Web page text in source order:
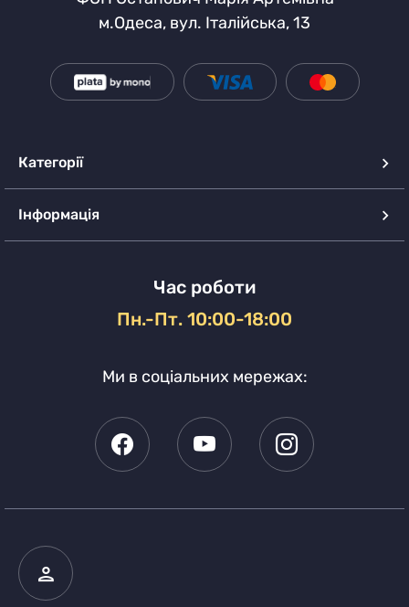
м.Одеса, вул. Італійська, 13
Категорії
Інформація
Час роботи
Пн.-Пт. 10:00-18:00
Ми в соціальних мережах: